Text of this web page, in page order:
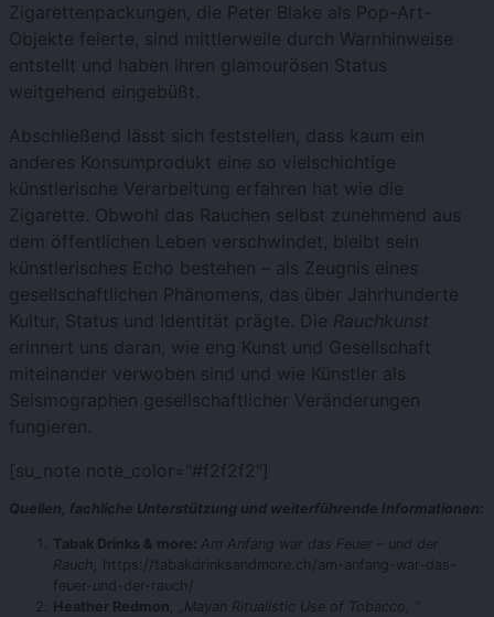
Zigarettenpackungen, die Peter Blake als Pop-Art-
Objekte feierte, sind mittlerweile durch Warnhinweise
entstellt und haben ihren glamourösen Status
weitgehend eingebüßt.
Abschließend lässt sich feststellen, dass kaum ein
anderes Konsumprodukt eine so vielschichtige
künstlerische Verarbeitung erfahren hat wie die
Zigarette. Obwohl das Rauchen selbst zunehmend aus
dem öffentlichen Leben verschwindet, bleibt sein
künstlerisches Echo bestehen – als Zeugnis eines
gesellschaftlichen Phänomens, das über Jahrhunderte
Kultur, Status und Identität prägte. Die Rauchkunst
erinnert uns daran, wie eng Kunst und Gesellschaft
miteinander verwoben sind und wie Künstler als
Seismographen gesellschaftlicher Veränderungen
fungieren.
[su_note note_color=“#f2f2f2″]
Quellen, fachliche Unterstützung und weiterführende Informationen:
Tabak Drinks & more: Am Anfang war das Feuer – und der
Rauch,
https://tabakdrinksandmore.ch/am-anfang-war-das-
feuer-und-der-rauch/
Heather Redmon , „Mayan Ritualistic Use of Tobacco, ”